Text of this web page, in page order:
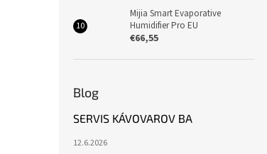
Mijia Smart Evaporative
Humidifier Pro EU
€66,55
Blog
SERVIS KÁVOVAROV BA
12.6.2026